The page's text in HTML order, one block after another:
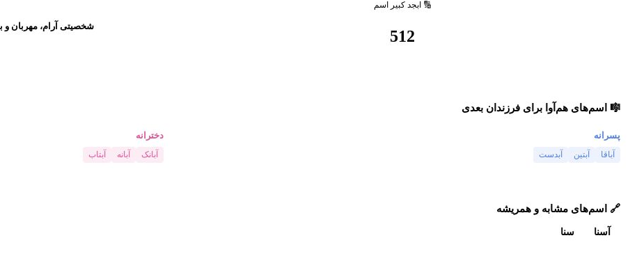
🔢 ابجد کبیر اسم
512
شخصیتی آرام، مهربان و
🎼 اسم‌های هم‌آوا برای فرزندان بعدی
پسرانه
آباقا آبتین آبدست
دخترانه
آبانک آبانه آبتاب
🔗 اسم‌های مشابه و همریشه
آسنا سنا